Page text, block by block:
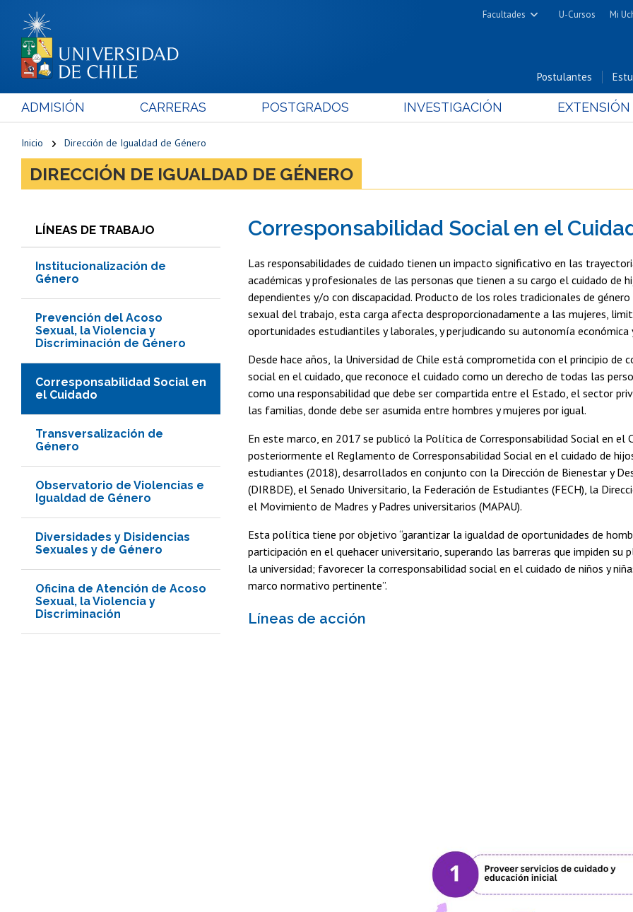
Facultades
Cs. Físicas y Matemáticas
Cs. Químicas y Farmacéuticas
Estudios Avanzados en Educación
Alimentos
U-Cursos Mi
Postulantes
ADMISIÓN CARRERAS POSTGRADOS INVESTIGACIÓN EXTENSIÓN
Inicio Dirección de Igualdad de Género
DIRECCIÓN DE IGUALDAD DE GÉNERO
LÍNEAS DE TRABAJO
Institucionalización de
Género
Prevención del Acoso
Sexual, la Violencia y
Discriminación de Género
Corresponsabilidad Social en
el Cuidado
Transversalización de
Género
Observatorio de Violencias e
Igualdad de Género
Diversidades y Disidencias
Sexuales y de Género
Oficina de Atención de Acoso
Sexual, la Violencia y
Discriminación
Corresponsabilidad Social en el
Las responsabilidades de cuidado tienen un impacto significativo en las
académicas y profesionales de las personas que tienen a su cargo el cuidado de
dependientes y/o con discapacidad. Producto de los roles tradicionales de género
sexual del trabajo, esta carga afecta desproporcionadamente a las mujeres,
oportunidades estudiantiles y laborales, y perjudicando su autonomía económica
Desde hace años, la Universidad de Chile está comprometida con el principio de
social en el cuidado, que reconoce el cuidado como un derecho de todas las
como una responsabilidad que debe ser compartida entre el Estado, el sector
las familias, donde debe ser asumida entre hombres y mujeres por igual.
En este marco, en 2017 se publicó la Política de Corresponsabilidad Social en el
posteriormente el Reglamento de Corresponsabilidad Social en el cuidado de
estudiantes (2018), desarrollados en conjunto con la Dirección de Bienestar y
(DIRBDE), el Senado Universitario, la Federación de Estudiantes (FECH), la
el Movimiento de Madres y Padres universitarios (MAPAU).
Esta política tiene por objetivo “garantizar la igualdad de oportunidades de
participación en el quehacer universitario, superando las barreras que impiden su
la universidad; favorecer la corresponsabilidad social en el cuidado de niños y
marco normativo pertinente”.
Líneas de acción